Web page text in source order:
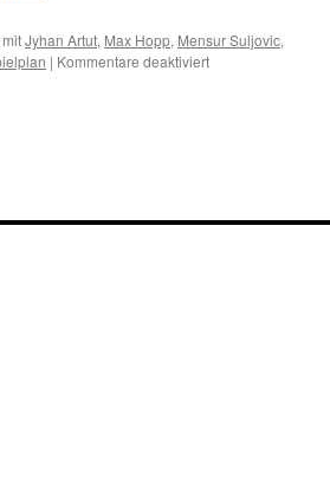
Jyhan Artut, Max Hopp, Mensur Suljovic,
| Kommentare deaktiviertfür